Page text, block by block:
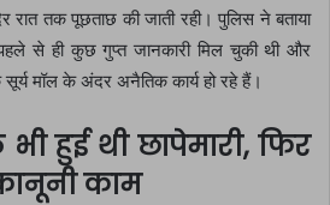
रात तक पूछताछ की जाती रही। पुलिस ने बताया
से ही कुछ गुप्त जानकारी मिल चुकी थी और
सूर्य मॉल के अंदर अनैतिक कार्य हो रहे हैं।
हुई थी छापेमारी, फिर
काम